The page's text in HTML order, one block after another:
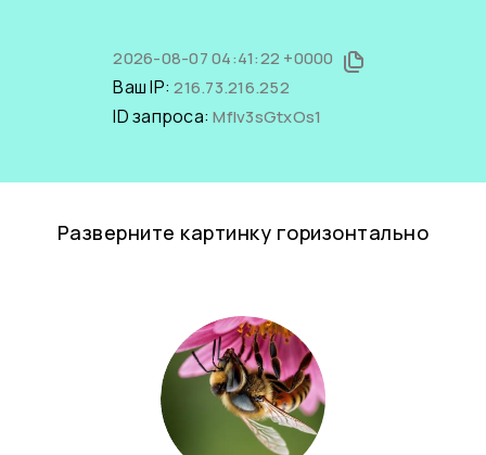
2026-08-07 04:41:22 +0000
Ваш IP:216.73.216.252
ID запроса:MfIv3sGtxOs1
Разверните картинку горизонтально